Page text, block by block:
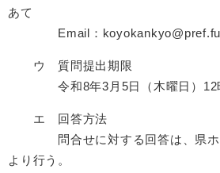
あて
Email：
ウ 質問提出期限
令和8年3月5日（木曜日）12
エ 回答方法
問合せに対する回答は、県ホー
より行う。